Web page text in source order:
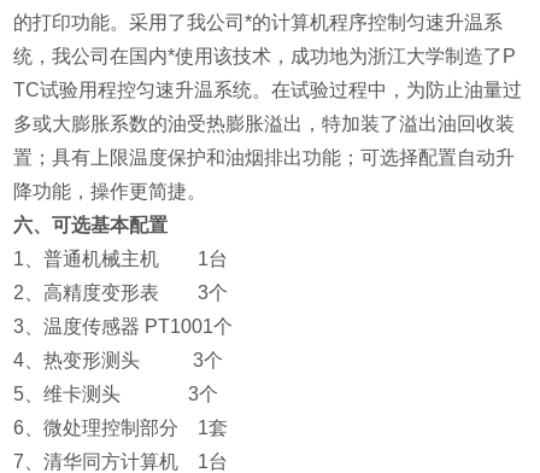
的打印功能。采用了我公司*的计算机程序控制匀速升温系
统，我公司在国内*使用该技术，成功地为浙江大学制造了P
TC试验用程控匀速升温系统。在试验过程中，为防止油量过
多或大膨胀系数的油受热膨胀溢出，特加装了溢出油回收装
置；具有上限温度保护和油烟排出功能；可选择配置自动升
降功能，操作更简捷。
六、可选基本配置
1、普通机械主机 1台
2、高精度变形表 3个
3、温度传感器 PT1001个
4、热变形测头 3个
5、维卡测头 3个
6、微处理控制部分 1套
7、清华同方计算机 1台